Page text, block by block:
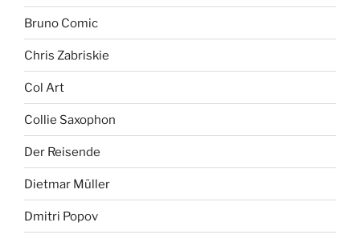
Bruno Comic
Chris Zabriskie
Col Art
Collie Saxophon
Der Reisende
Dietmar Müller
Dmitri Popov